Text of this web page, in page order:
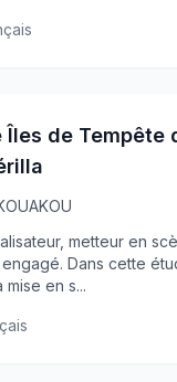
de Tempête
metteur en
Dans cette
en s...